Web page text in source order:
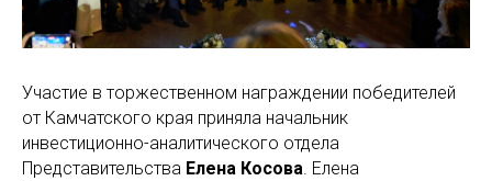
Участие в торжественном награждении победителей
от Камчатского края приняла начальник
инвестиционно-аналитического отдела
Представительства Елена Косова. Елена